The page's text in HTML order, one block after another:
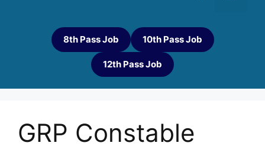
8th Pass Job 10th Pass Job
12th Pass Job
GRP Constable